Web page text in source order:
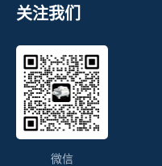
关注我们
微信